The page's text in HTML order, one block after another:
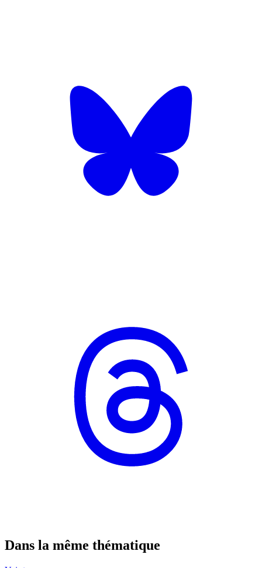
Dans la même thématique